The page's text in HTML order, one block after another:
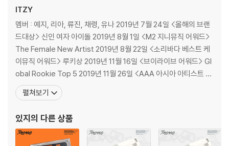
나아갈 수 있는 동력을 일으키고 멈추지 않는 용기를 불어넣는다. 뮤직비
각적으로 구현했다.
신곡 안무는 HAEINYSS, YURI가 창작에 임했고 초여름 감성과 어울리는
큼직하고 시원시원한 동작이 포인트로 자리한다. HAEINYSS, YURI는 20
26년 2월 ITZY 새 월드투어에서 최초 공개 후 '대추 노노'('댓츠 어 노노'
별칭) 화제를 이끈 미니 2집 수록곡 'THAT'S A NO NO'(댓츠 어 노노) 퍼
포먼스 작업에 참여해 ITZY와의 폭발적 시너지를 터뜨렸다.
- 신곡 'Motto', 월드투어
서 첫 선보인 5人 5色 솔로곡 포함 총 8곡 수
ITZY
멤버 : 예지, 리아, 류진, 채령, 유나 2019년 7월 24일 <올해의 브랜
드대상> 신인 여자 아이돌 2019년 8월 1일 <M2 지니뮤직 어워드>
The Female New Artist 2019년 8월 22일 <소리바다 베스트 케
이뮤직 어워드> 루키상 2019년 11월 16일 <브이라이브 어워드> Gl
obal Rookie Top 5 2019년 11월 26일 <AAA 아시아 아티스트 어
워즈> 신인상 2019년 11월 30일 <MMA 멜론 뮤직어워드> 올해의
신인 - 여자 2019년 12월 4일 <2019 MAMA 엠넷 아시안 뮤직어워
펼쳐보기
있지 의 다른 상품